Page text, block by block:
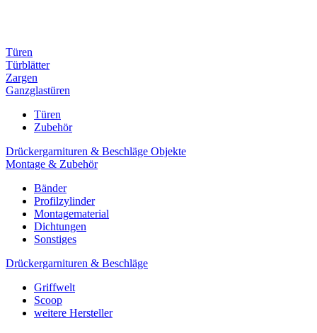
Türen
Türblätter
Zargen
Ganzglastüren
Türen
Zubehör
Drückergarnituren & Beschläge Objekte
Montage & Zubehör
Bänder
Profilzylinder
Montagematerial
Dichtungen
Sonstiges
Drückergarnituren & Beschläge
Griffwelt
Scoop
weitere Hersteller